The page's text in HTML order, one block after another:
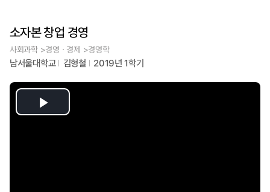
소자본 창업 경영
사회과학 >경영ㆍ경제 >경영학
남서울대학교 김형철 2019년 1학기
Play